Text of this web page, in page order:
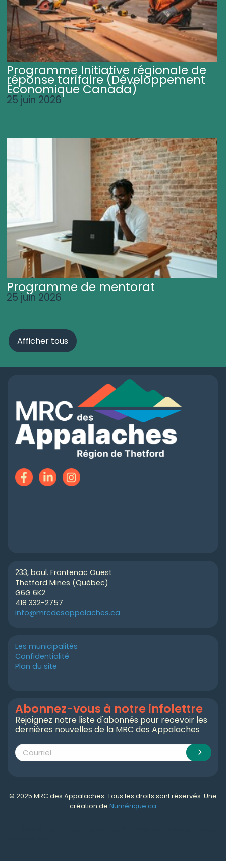
Programme Initiative régionale de
réponse tarifaire (Développement
Économique Canada)
25 juin 2026
Programme de mentorat
25 juin 2026
Afficher tous
233, boul. Frontenac Ouest
Thetford Mines (Québec)
G6G 6K2
418 332-2757
info@mrcdesappalaches.ca
Les municipalités
Confidentialité
Plan du site
Abonnez-vous à notre infolettre
Rejoignez notre liste d'abonnés pour recevoir les
dernières nouvelles de la MRC des Appalaches
© 2025 MRC des Appalaches. Tous les droits sont réservés. Une
création de Numérique.ca